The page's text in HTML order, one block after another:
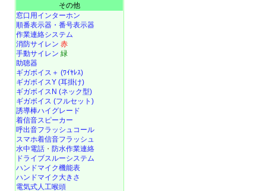
その他
窓口用インターホン
順番表示器・番号表示器
作業連絡システム
消防サイレン 赤
手動サイレン 緑
助聴器
ギガボイス＋ (ﾜｲﾔﾚｽ)
ギガボイスY (耳掛け)
ギガボイスN (ネック型)
ギガボイス (フルセット)
誘導棒ハイグレード
着信音スピーカー
呼出音フラッシュコール
スマホ着信音フラッシュ
水中電話 ・ 防水作業連絡
ドライブスルーシステム
ハンドマイク機能表
ハンドマイク大きさ
電気式人工喉頭